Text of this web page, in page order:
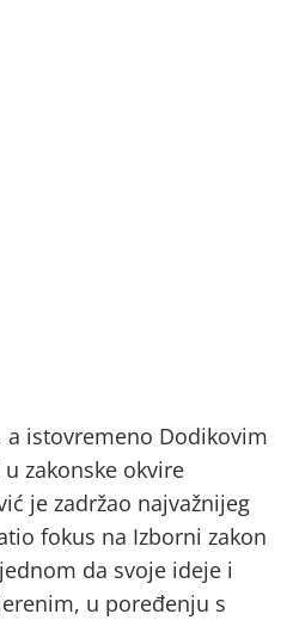
a istovremeno Dodikovim
zakonske okvire
je zadržao najvažnijeg
fokus na Izborni zakon
da svoje ideje i
u poređenju s